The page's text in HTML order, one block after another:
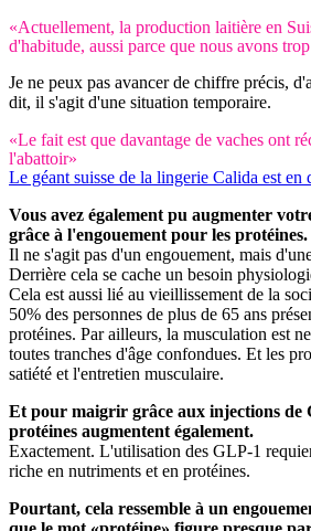
«Actuellement, la production laitière en
d'habitude, aussi parce que nous avons
Je ne peux pas avancer de chiffre précis,
dit, il s'agit d'une situation temporaire.
«Le fait est que davantage de vaches ont
l'abattoir»
Le géant suisse de la lingerie Calida est en
Vous avez également pu augmenter
grâce à l'engouement pour les
Il ne s'agit pas d'un engouement, mais
Derrière cela se cache un besoin
Cela est aussi lié au vieillissement de la
50% des personnes de plus de 65 ans
protéines. Par ailleurs, la musculation est
toutes tranches d'âge confondues. Et les
satiété et l'entretien musculaire.
Et pour maigrir grâce aux injections de
protéines augmentent également.
Exactement. L'utilisation des GLP-1
riche en nutriments et en protéines.
Pourtant, cela ressemble à un